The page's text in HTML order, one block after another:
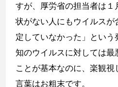
すが、厚労省の担当者は１
状がない人にもウイルスが
定していなかった」とい
知のウイルスに対しては最
ことが基本なのに、楽観視
言葉はお粗末です。